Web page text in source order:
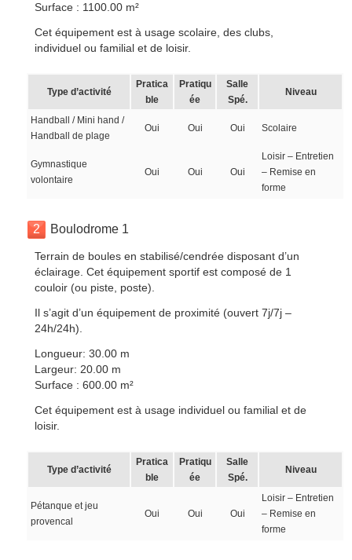
Surface : 1100.00 m²
Cet équipement est à usage scolaire, des clubs,
individuel ou familial et de loisir.
Type d’activité
Pratica
ble
Pratiqu
ée
Salle
Spé.
Niveau
Handball / Mini hand /
Handball de plage
Oui Oui Oui Scolaire
Gymnastique
volontaire
Oui Oui Oui
Loisir – Entretien
– Remise en
forme
2 Boulodrome 1
Terrain de boules en stabilisé/cendrée disposant d’un
éclairage. Cet équipement sportif est composé de 1
couloir (ou piste, poste).
Il s’agit d’un équipement de proximité (ouvert 7j/7j –
24h/24h).
Longueur: 30.00 m
Largeur: 20.00 m
Surface : 600.00 m²
Cet équipement est à usage individuel ou familial et de
loisir.
Type d’activité
Pratica
ble
Pratiqu
ée
Salle
Spé.
Niveau
Pétanque et jeu
provencal
Oui Oui Oui
Loisir – Entretien
– Remise en
forme